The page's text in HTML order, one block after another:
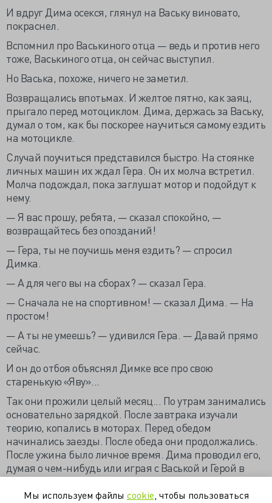
И вдруг Дима осекся, глянул на Ваську виновато,
покраснел.
Вспомнил про Васькиного отца — ведь и против него
тоже, Васькиного отца, он сейчас выступил.
Но Васька, похоже, ничего не заметил.
Возвращались впотьмах. И желтое пятно, как заяц,
прыгало перед мотоциклом. Дима, держась за Ваську,
думал о том, как бы поскорее научиться самому ездить
на мотоцикле.
Случай поучиться представился быстро. На стоянке
личных машин их ждал Гера. Он их молча встретил.
Молча подождал, пока заглушат мотор и подойдут к
нему.
— Я вас прошу, ребята, — сказал спокойно, —
возвращайтесь без опозданий!
— Гера, ты не поучишь меня ездить? — спросил
Димка.
— А для чего вы на сборах? — сказал Гера.
— Сначала не на спортивном! — сказал Дима. — На
простом!
— А ты не умеешь? — удивился Гера. — Давай прямо
сейчас.
И он до отбоя объяснял Димке все про свою
старенькую «Яву»...
Так они прожили целый месяц... По утрам занимались
основательно зарядкой. После завтрака изучали
теорию, копались в моторах. Перед обедом
начинались заезды. После обеда они продолжались.
После ужина было личное время. Дима проводил его,
думая о чем-нибудь или играя с Васькой и Герой в
шахматы. У Васьки, кроме того, была колода карт, и
он знал много фокусов и гаданий...
Мы используем файлы cookie , чтобы пользоваться